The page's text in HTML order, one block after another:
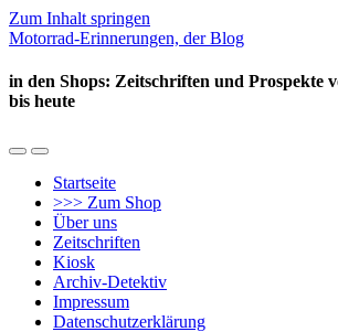
Zum Inhalt springen
Motorrad-Erinnerungen, der Blog
in den Shops: Zeitschriften und Prospekte
bis heute
Mobil-
umschalten
Suchfeld
umschalten
Startseite
>>> Zum Shop
Über uns
Zeitschriften
Kiosk
Archiv-Detektiv
Impressum
Datenschutzerklärung